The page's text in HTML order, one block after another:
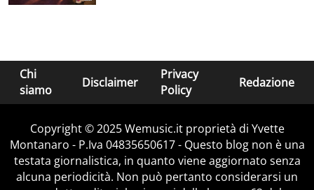
Chi
siamo
Disclaimer
Privacy
Policy
Redazione
Copyright © 2025 Wemusic.it proprietà di Yvette
Montanaro - P.Iva 04835650617 - Questo blog non è una
testata giornalistica, in quanto viene aggiornato senza
alcuna periodicità. Non può pertanto considerarsi un